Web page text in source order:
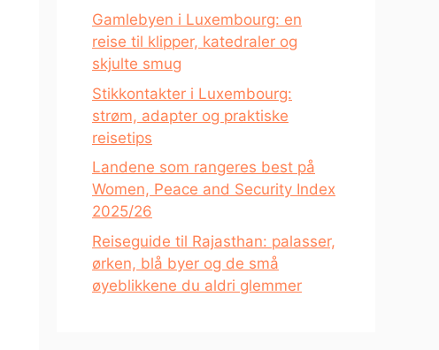
Gamlebyen i Luxembourg: en
reise til klipper, katedraler og
skjulte smug
Stikkontakter i Luxembourg:
strøm, adapter og praktiske
reisetips
Landene som rangeres best på
Women, Peace and Security Index
2025/26
Reiseguide til Rajasthan: palasser,
ørken, blå byer og de små
øyeblikkene du aldri glemmer